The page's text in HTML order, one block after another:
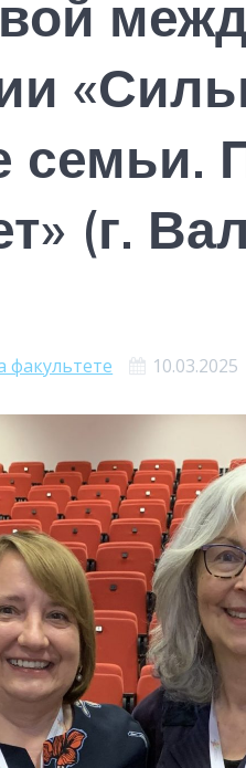
(г.
факультете 10.03.2025